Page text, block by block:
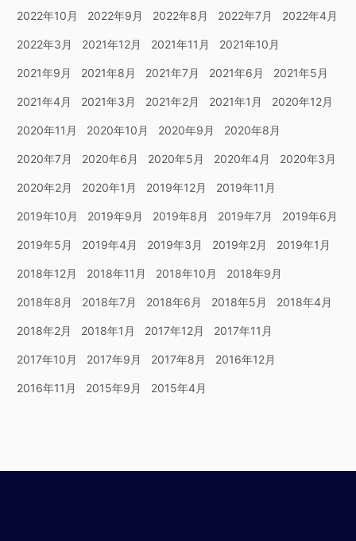
2022年10月 2022年9月 2022年8月 2022年7月 2022年4月
2022年3月 2021年12月 2021年11月 2021年10月
2021年9月 2021年8月 2021年7月 2021年6月 2021年5月
2021年4月 2021年3月 2021年2月 2021年1月 2020年12月
2020年11月 2020年10月 2020年9月 2020年8月
2020年7月 2020年6月 2020年5月 2020年4月 2020年3月
2020年2月 2020年1月 2019年12月 2019年11月
2019年10月 2019年9月 2019年8月 2019年7月 2019年6月
2019年5月 2019年4月 2019年3月 2019年2月 2019年1月
2018年12月 2018年11月 2018年10月 2018年9月
2018年8月 2018年7月 2018年6月 2018年5月 2018年4月
2018年2月 2018年1月 2017年12月 2017年11月
2017年10月 2017年9月 2017年8月 2016年12月
2016年11月 2015年9月 2015年4月